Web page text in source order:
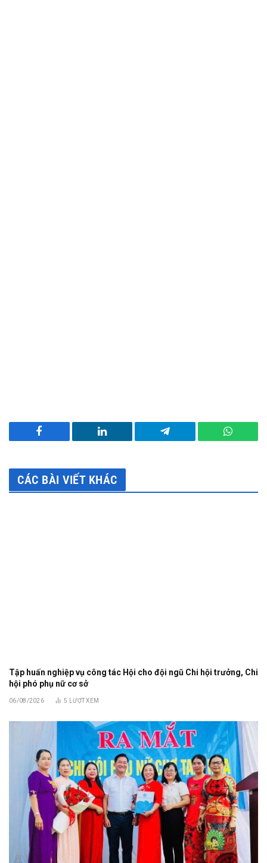
Facebook LinkedIn Telegram
CÁC BÀI VIẾT KHÁC
Tập huấn nghiệp vụ công tác Hội cho đội ngũ Chi hội trưởng, Chi
hội phó phụ nữ cơ sở
06/08/2026 5 LƯỢT XEM